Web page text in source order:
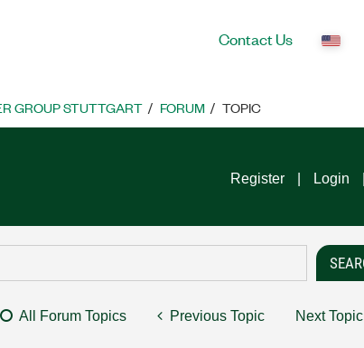
Contact Us
GROUP STUTTGART FORUM TOPIC
Register Login
All Forum Topics Previous Topic Next Topic